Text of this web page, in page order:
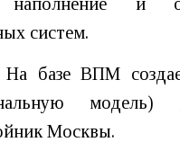
систем.
На базе ВПМ
Москвы.